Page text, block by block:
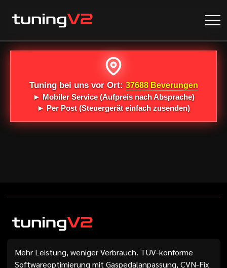
Tuning bei uns vor Ort: 37688 Beverungen
► Mobiler Service(Aufpreis nach Absprache)
►Per Post(Steuergerät einfach zusenden)
Mehr Leistung, weniger Verbrauch. TÜV-konforme
Softwareoptimierung mit Gaspedalanpassung, CVN-Fix